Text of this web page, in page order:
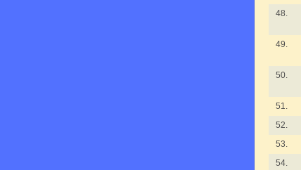
48.
49.
50.
51.
52.
53.
54.